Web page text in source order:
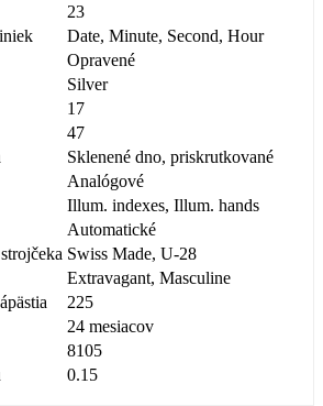
23
Date, Minute, Second, Hour
Opravené
Silver
17
47
Sklenené dno, priskrutkované
Analógové
Illum. indexes, Illum. hands
Automatické
Swiss Made, U-28
Extravagant, Masculine
225
24 mesiacov
8105
0.15